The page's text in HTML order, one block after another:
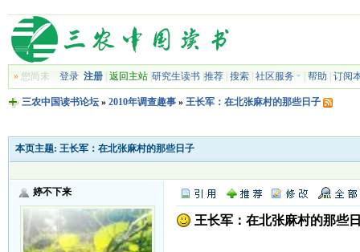
»您尚未 登录 注册| 返回主站| 研究生读书| 推荐| 搜索| 社区服务 帮助 订阅
三农中国读书论坛» 2010年调查趣事» 王长军：在北张麻村的那些日子
本页主题: 王长军：在北张麻村的那些日子
婷不下来
王长军：在北张麻村的那些